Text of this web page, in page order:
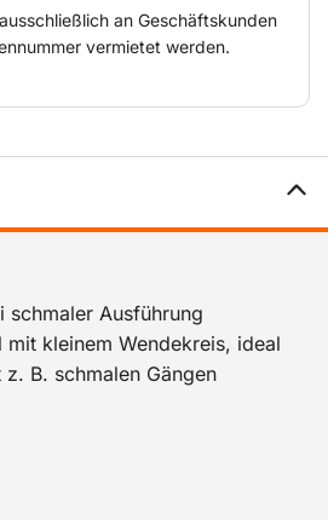
sich vor allem für Arbeiten im
an Geschäftskunden
vermietet werden.
schmaler Ausführung
kleinem Wendekreis, ideal
B. schmalen Gängen